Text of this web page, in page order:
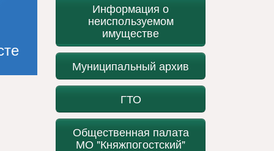
Информация о
неиспользуемом
имуществе
Муниципальный архив
ГТО
Общественная палата
МО "Княжпогостский"